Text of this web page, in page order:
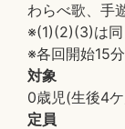
わらべ歌、手
※(1)(2)(3)は
※各回開始15
対象
0歳児(生後4
定員